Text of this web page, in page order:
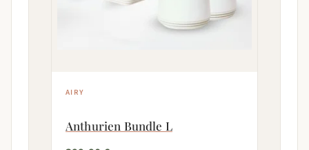
AIRY
Anthurien Bundle L